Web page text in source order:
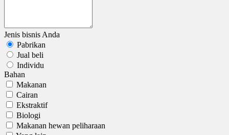
Jenis bisnis Anda
Pabrikan
Jual beli
Individu
Bahan
Makanan
Cairan
Ekstraktif
Biologi
Makanan hewan peliharaan